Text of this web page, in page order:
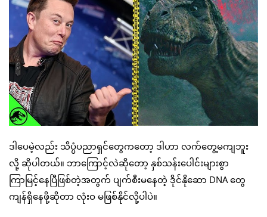
ဒါပေမဲ့လည်း သိပ္ပံပညာရှင်တွေကတော့ ဒါဟာ လက်တွေ့မကျဘူး
လို့ ဆိုပါတယ်။ ဘာကြောင့်လဲဆိုတော့ နှစ်သန်းပေါင်းများစွာ
ကြာမြင့်နေပြီဖြစ်တဲ့အတွက် ပျက်စီးမနေတဲ့ ဒိုင်နိုဆော DNA တွေ
ကျန်ရှိနေဖို့ဆိုတာ လုံးဝ မဖြစ်နိုင်လို့ပါပဲ။